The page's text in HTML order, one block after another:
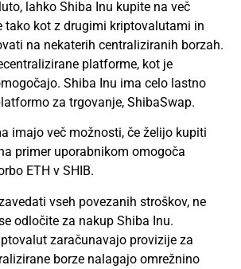
lahko Shiba Inu kupite na več
tako kot z drugimi kriptovalutami in
na nekaterih centraliziranih borzah.
platforme, kot je
Shiba Inu ima celo lastno
za trgovanje, ShibaSwap.
imajo več možnosti, če želijo kupiti
primer uporabnikom omogoča
ETH v SHIB.
vseh povezanih stroškov, ne
odločite za nakup Shiba Inu.
zaračunavajo provizije za
borze nalagajo omrežnino